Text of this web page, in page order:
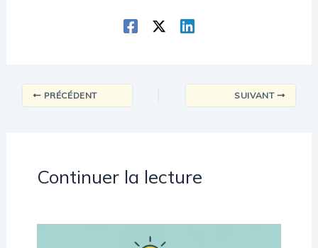
PRÉCÉDENT SUIVANT
Continuer la lecture